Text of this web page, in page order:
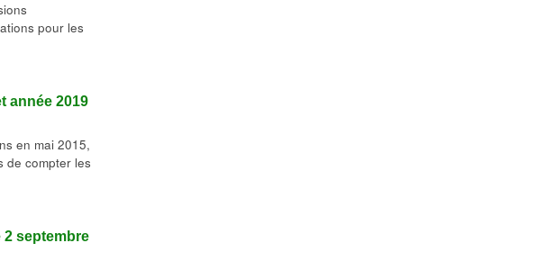
pour les
année 2019
en mai 2015,
de compter les
2 septembre